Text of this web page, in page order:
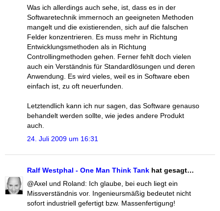
Was ich allerdings auch sehe, ist, dass es in der
Softwaretechnik immernoch an geeigneten Methoden
mangelt und die existierenden, sich auf die falschen
Felder konzentrieren. Es muss mehr in Richtung
Entwicklungsmethoden als in Richtung
Controllingmethoden gehen. Ferner fehlt doch vielen
auch ein Verständnis für Standardlösungen und deren
Anwendung. Es wird vieles, weil es in Software eben
einfach ist, zu oft neuerfunden.
Letztendlich kann ich nur sagen, das Software genauso
behandelt werden sollte, wie jedes andere Produkt
auch.
24. Juli 2009 um 16:31
Ralf Westphal - One Man Think Tank hat gesagt…
@Axel und Roland: Ich glaube, bei euch liegt ein
Missverständnis vor. Ingenieursmäßig bedeutet nicht
sofort industriell gefertigt bzw. Massenfertigung!